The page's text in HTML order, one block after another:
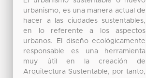
urbanismo, es una manera actual de
hacer a las ciudades sustentables,
en lo referente a los aspectos
urbanos. El diseño ecológicamente
responsable es una herramienta
muy útil en la creación de
Arquitectura Sustentable, por tanto,